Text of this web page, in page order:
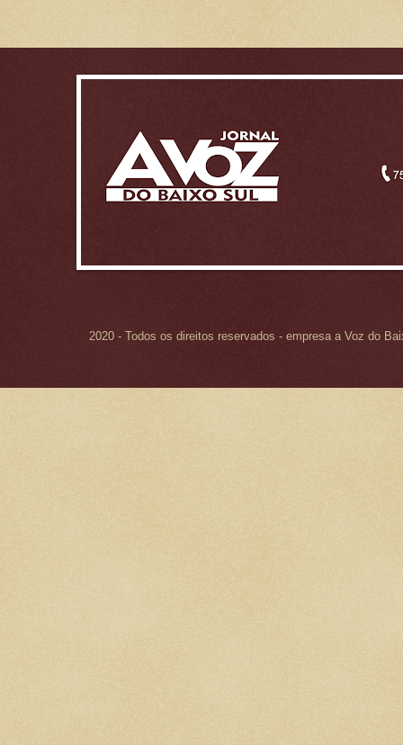
2020 - Todos os direitos reservados - empresa a Voz do